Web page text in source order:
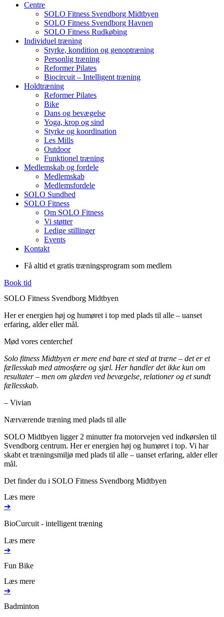
Centre
SOLO Fitness Svendborg Midtbyen
SOLO Fitness Svendborg Havnen
SOLO Fitness Rudkøbing
Individuel træning
Styrke, kondition og genoptræning
Personlig træning
Reformer Pilates
Biocircuit – Intelligent træning
Holdtræning
Reformer Pilates
Bike
Dans og bevægelse
Yoga, krop og sind
Styrke og koordination
Les Mills
Outdoor
Funktionel træning
Medlemskab og fordele
Medlemskab
Medlemsfordele
SOLO Sundhed
SOLO Fitness
Om SOLO Fitness
Vi støtter
Ledige stillinger
Events
Kontakt
Få altid et gratis træningsprogram som medlem
Book tid
SOLO Fitness Svendborg Midtbyen
Her er energien høj og humøret i top med plads til alle – uanset
erfaring, alder eller mål.
Mød vores centerchef
Solo fitness Midtbyen er mere end bare et sted at træne – det er et
fællesskab med atmosfære og sjæl. Her handler det ikke kun om
resultater – men om glæden ved bevægelse, relationer og et sundt
fællesskab.
– Vivian
Nærværende træning med plads til alle
SOLO Midtbyen ligger 2 minutter fra motorvejen ved indkørslen til
Svendborg centrum. Her er energien høj og humøret i top. Vi har
skabt et træningsmiljø med plads til alle – uanset erfaring, alder eller
mål.
Det finder du i SOLO Fitness Svendborg Midtbyen
Læs mere
➔
BioCurcuit - intelligent træning
Læs mere
➔
Fun Bike
Læs mere
➔
Badminton